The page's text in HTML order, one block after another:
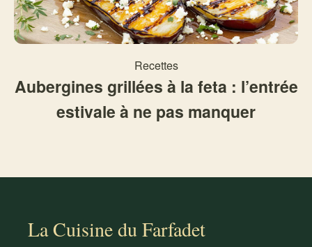
Recettes
Aubergines grillées à la feta : l’entrée
estivale à ne pas manquer
La Cuisine du Farfadet